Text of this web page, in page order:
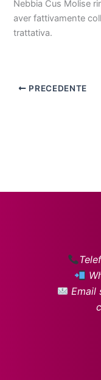
Nebbia Cus Molise
aver fattivamente
trattativa.
PRECEDENTE
Email